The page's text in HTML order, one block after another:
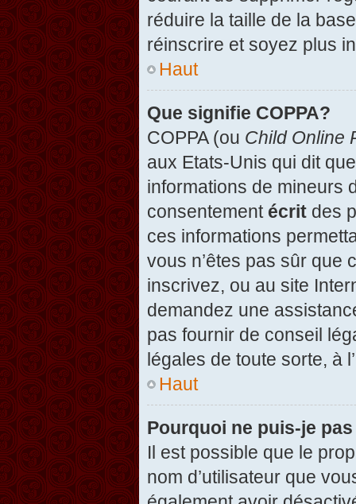
réduire la taille de la
réinscrire et soyez plus
Haut
Que signifie COPPA?
COPPA (ou Child Online
aux Etats-Unis qui dit
informations de mineurs
consentement écrit des
ces informations
vous n’êtes pas sûr que
inscrivez, ou au site
demandez une
pas fournir de conseil
légales de toute sorte, à
Haut
Pourquoi ne puis-je
Il est possible que le
nom d’utilisateur que